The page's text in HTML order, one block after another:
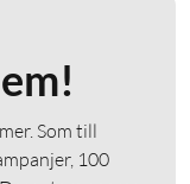
Som till
100